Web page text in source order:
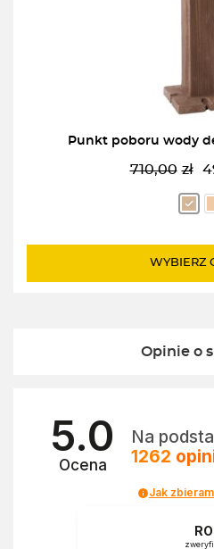
Punkt poboru wody
710,00 zł
WYBIERZ
Opinie o
5.0
Ocena
Na
1262
Jak